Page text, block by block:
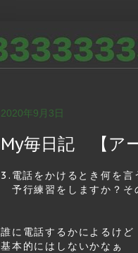
2020年9月3日
My毎日記 【ア
3.電話をかけるとき何を言
予行練習をしますか？そ
誰に電話するかによるけど
基本的にはしないかなぁ